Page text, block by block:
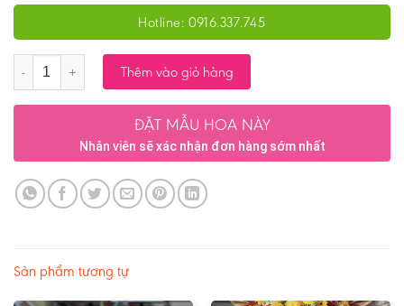
Hotline: 0916.337.745
Số lượng Thêm vào giỏ hàng
ĐẶT MẪU HOA NÀY
Nhân viên sẽ xác nhận đơn hàng sớm nhất
Sản phẩm tương tự